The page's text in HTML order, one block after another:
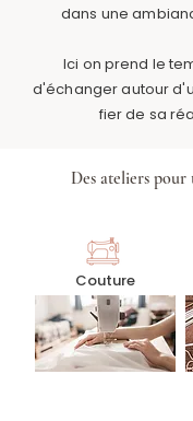
dans une
Ici on prend le
d'échanger autour
fier de sa
Des ateliers pour
Couture